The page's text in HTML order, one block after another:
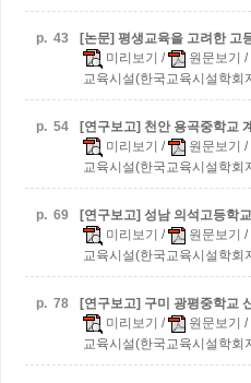
p. 43
[논문] 평생교육을 고려한 고
미리보기 / 원문보기 /
교육시설(한국교육시설학회
p. 54
[연구보고] 천안 용곡중학교
미리보기 / 원문보기 /
교육시설(한국교육시설학회
p. 69
[연구보고] 성남 의석고등학
미리보기 / 원문보기 /
교육시설(한국교육시설학회
p. 78
[연구보고] 구미 광평중학교
미리보기 / 원문보기 /
교육시설(한국교육시설학회